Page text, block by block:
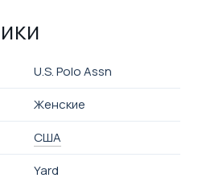
U.S. Polo Assn
Женские
США
Yard